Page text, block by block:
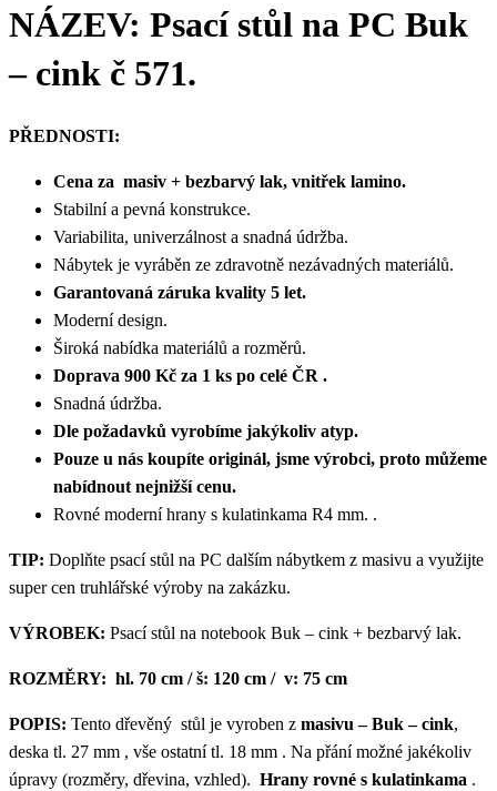
NÁZEV: Psací stůl na PC Buk
– cink č 571.
PŘEDNOSTI:
Cena za masiv + bezbarvý lak, vnitřek lamino.
Stabilní a pevná konstrukce.
Variabilita, univerzálnost a snadná údržba.
Nábytek je vyráběn ze zdravotně nezávadných materiálů.
Garantovaná záruka kvality 5 let.
Moderní design.
Široká nabídka materiálů a rozměrů.
Doprava 900 Kč za 1 ks po celé ČR .
Snadná údržba.
Dle požadavků vyrobíme jakýkoliv atyp.
Pouze u nás koupíte originál, jsme výrobci, proto můžeme
nabídnout nejnižší cenu.
Rovné moderní hrany s kulatinkama R4 mm. .
TIP: Doplňte psací stůl na PC dalším nábytkem z masivu a využijte
super cen truhlářské výroby na zakázku.
VÝROBEK: Psací stůl na notebook Buk – cink + bezbarvý lak.
ROZMĚRY: hl. 70 cm / š: 120 cm / v: 75 cm
POPIS: Tento dřevěný stůl je vyroben z masivu – Buk – cink,
deska tl. 27 mm , vše ostatní tl. 18 mm . Na přání možné jakékoliv
úpravy (rozměry, dřevina, vzhled). Hrany rovné s kulatinkama .